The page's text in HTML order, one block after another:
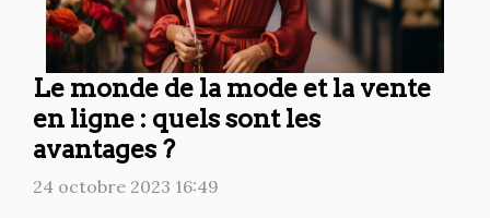
Le monde de la mode et la vente
en ligne : quels sont les
avantages ?
24 octobre 2023 16:49